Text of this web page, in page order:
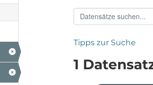
Tipps zur Suche
1